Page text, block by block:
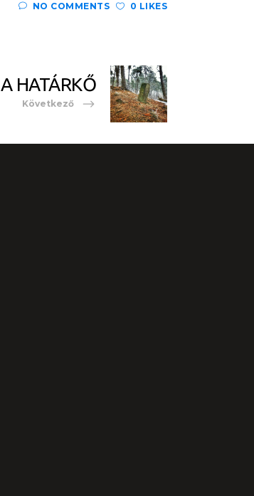
NO COMMENTS 0 LIKES
A HATÁRKŐ
Következő